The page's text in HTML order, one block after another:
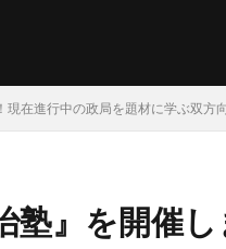
在進行中の政局を題材に学ぶ双
塾』を開催し